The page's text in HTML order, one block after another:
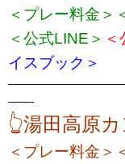
＜プレー料金＞
＜公式LINE＞ ＜
イスブック＞
——-
👆湯田高原
＜プレー料金＞